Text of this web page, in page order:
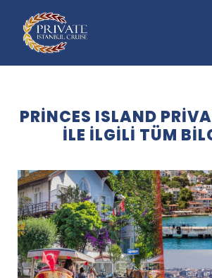
PRINCES ISLAND
ILE ILGILI TÜM